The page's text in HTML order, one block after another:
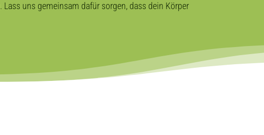
. Lass uns gemeinsam dafür sorgen, dass dein Körper